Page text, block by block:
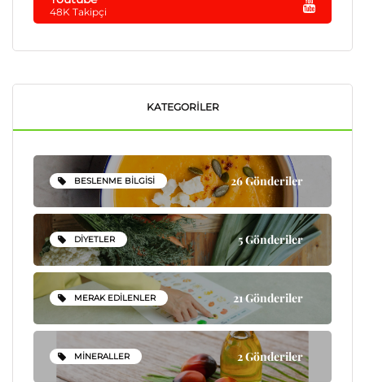
48K Takipçi
KATEGORILER
BESLENME BILGISI 26 Gönderiler
DIYETLER 5 Gönderiler
MERAK EDILENLER 21 Gönderiler
MINERALLER 2 Gönderiler